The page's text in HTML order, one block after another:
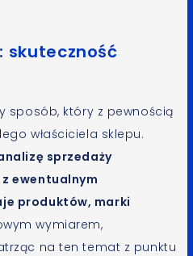
skuteczność
sposób, który z pewnością
właściciela sklepu.
sprzedaży
ewentualnym
produktów, marki
wymiarem,
na ten temat z punktu